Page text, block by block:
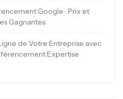
Google : Prix et
Gagnantes
de Votre Entreprise avec
Expertise